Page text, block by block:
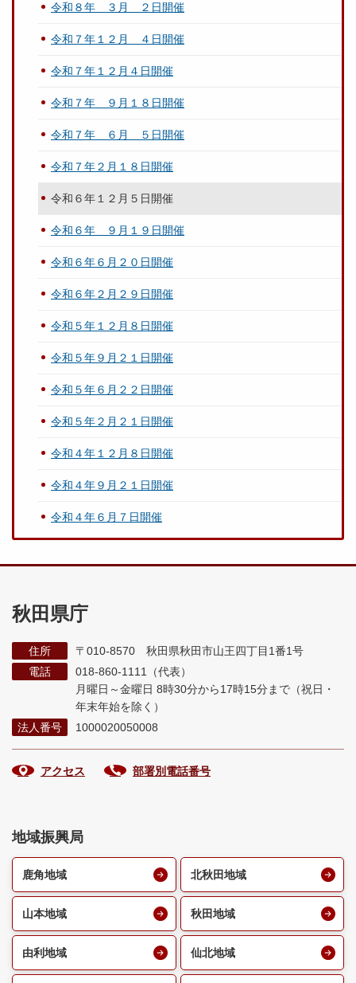
令和８年 ３月 ２日開催
令和７年１２月 ４日開催
令和７年１２月４日開催
令和７年 ９月１８日開催
令和７年 ６月 ５日開催
令和７年２月１８日開催
令和６年１２月５日開催
令和６年 ９月１９日開催
令和６年６月２０日開催
令和６年２月２９日開催
令和５年１２月８日開催
令和５年９月２１日開催
令和５年６月２２日開催
令和５年２月２１日開催
令和４年１２月８日開催
令和４年９月２１日開催
令和４年６月７日開催
秋田県庁
住所
〒010-8570 秋田県秋田市山王四丁目1番1号
電話
018-860-1111（代表）
月曜日～金曜日 8時30分から17時15分まで （祝日・
年末年始を除く）
法人番号
1000020050008
アクセス 部署別電話番号
地域振興局
鹿角地域 北秋田地域
山本地域 秋田地域
由利地域 仙北地域